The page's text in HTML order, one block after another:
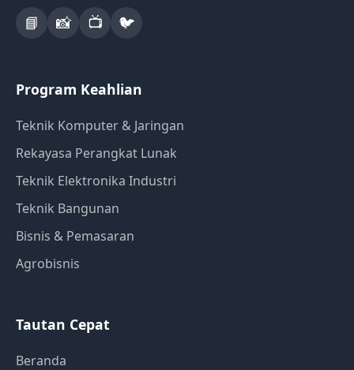
📘 📸 📺 🐦
Program Keahlian
Teknik Komputer & Jaringan
Rekayasa Perangkat Lunak
Teknik Elektronika Industri
Teknik Bangunan
Bisnis & Pemasaran
Agrobisnis
Tautan Cepat
Beranda